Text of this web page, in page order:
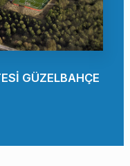
GÜZELBAHÇE